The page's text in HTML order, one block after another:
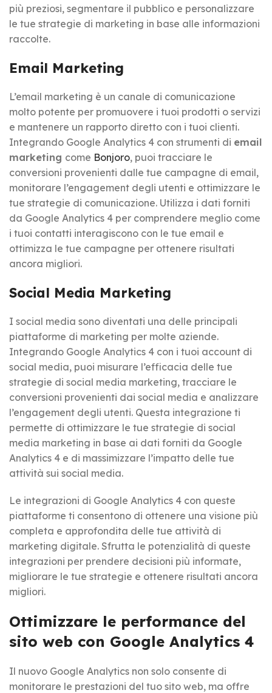
più preziosi, segmentare il pubblico e personalizzare
le tue strategie di marketing in base alle informazioni
raccolte.
Email Marketing
L’email marketing è un canale di comunicazione
molto potente per promuovere i tuoi prodotti o servizi
e mantenere un rapporto diretto con i tuoi clienti.
Integrando Google Analytics 4 con strumenti di email
marketing come Bonjoro, puoi tracciare le
conversioni provenienti dalle tue campagne di email,
monitorare l’engagement degli utenti e ottimizzare le
tue strategie di comunicazione. Utilizza i dati forniti
da Google Analytics 4 per comprendere meglio come
i tuoi contatti interagiscono con le tue email e
ottimizza le tue campagne per ottenere risultati
ancora migliori.
Social Media Marketing
I social media sono diventati una delle principali
piattaforme di marketing per molte aziende.
Integrando Google Analytics 4 con i tuoi account di
social media, puoi misurare l’efficacia delle tue
strategie di social media marketing, tracciare le
conversioni provenienti dai social media e analizzare
l’engagement degli utenti. Questa integrazione ti
permette di ottimizzare le tue strategie di social
media marketing in base ai dati forniti da Google
Analytics 4 e di massimizzare l’impatto delle tue
attività sui social media.
Le integrazioni di Google Analytics 4 con queste
piattaforme ti consentono di ottenere una visione più
completa e approfondita delle tue attività di
marketing digitale. Sfrutta le potenzialità di queste
integrazioni per prendere decisioni più informate,
migliorare le tue strategie e ottenere risultati ancora
migliori.
Ottimizzare le performance del
sito web con Google Analytics 4
Il nuovo Google Analytics non solo consente di
monitorare le prestazioni del tuo sito web, ma offre